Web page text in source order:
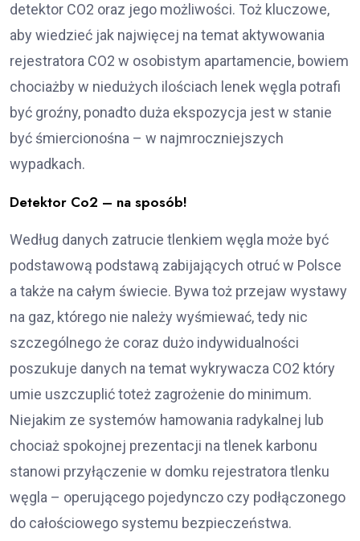
detektor CO2 oraz jego możliwości. Toż kluczowe,
aby wiedzieć jak najwięcej na temat aktywowania
rejestratora CO2 w osobistym apartamencie, bowiem
chociażby w niedużych ilościach lenek węgla potrafi
być groźny, ponadto duża ekspozycja jest w stanie
być śmiercionośna – w najmroczniejszych
wypadkach.
Detektor Co2 – na sposób!
Według danych zatrucie tlenkiem węgla może być
podstawową podstawą zabijających otruć w Polsce
a także na całym świecie. Bywa toż przejaw wystawy
na gaz, którego nie należy wyśmiewać, tedy nic
szczególnego że coraz dużo indywidualności
poszukuje danych na temat wykrywacza CO2 który
umie uszczuplić toteż zagrożenie do minimum.
Niejakim ze systemów hamowania radykalnej lub
chociaż spokojnej prezentacji na tlenek karbonu
stanowi przyłączenie w domku rejestratora tlenku
węgla – operującego pojedynczo czy podłączonego
do całościowego systemu bezpieczeństwa.